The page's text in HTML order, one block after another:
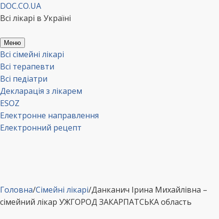
Перейти
до
DOC.CO.UA
Всі лікарі в Україні
Меню
Всі сімейні лікарі
Всі терапевти
Всі педіатри
Декларація з лікарем
ESOZ
Електронне направлення
Електронний рецепт
Головна/Сімейні лікарі/Данканич Ірина Михайлівна –
сімейний лікар УЖГОРОД ЗАКАРПАТСЬКА область